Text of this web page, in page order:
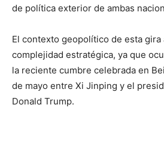
de política exterior de ambas
El contexto geopolítico de esta gira
complejidad estratégica, ya que
la reciente cumbre celebrada en
de mayo entre Xi Jinping y el
Donald Trump.